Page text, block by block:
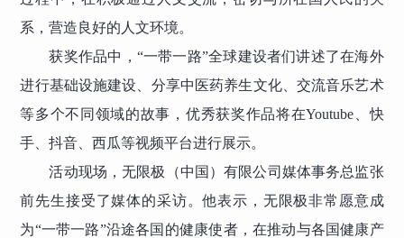
系，营造良好的人文环境。
获奖作品中，“一带一路”全球建设者们讲述了在海外
进行基础设施建设、分享中医药养生文化、交流音乐艺术
等多个不同领域的故事，优秀获奖作品将在Youtube、快
手、抖音、西瓜等视频平台进行展示。
活动现场，无限极（中国）有限公司媒体事务总监张
前先生接受了媒体的采访。他表示，无限极非常愿意成
为“一带一路”沿途各国的健康使者，在推动与各国健康产